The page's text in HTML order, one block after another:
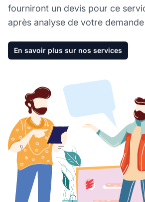
fourniront un devis pour ce
après analyse de votre
En savoir plus sur nos services